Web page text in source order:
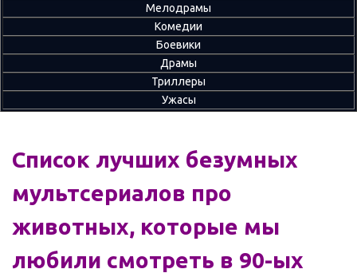
Мелодрамы
Комедии
Боевики
Драмы
Триллеры
Ужасы
Список лучших безумных
мультсериалов про
животных, которые мы
любили смотреть в 90-ых